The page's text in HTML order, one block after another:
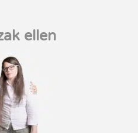
ellen